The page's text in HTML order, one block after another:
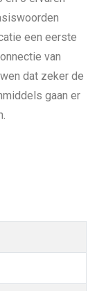
een eerste
van
dat zeker de
gaan er